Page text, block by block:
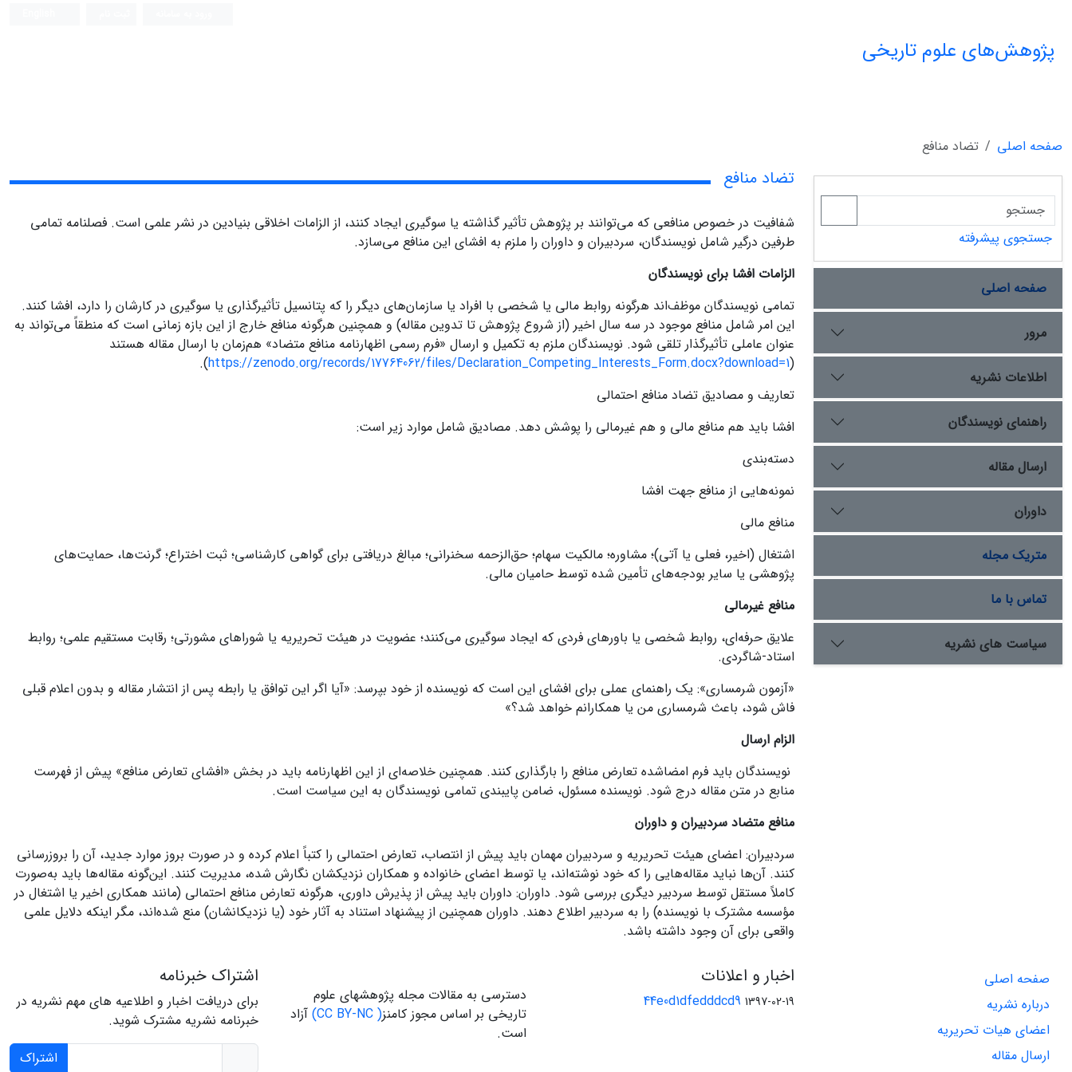
پژوهش‌های علوم تاریخی
صفحه اصلی تضاد منافع
جستجوی پیشرفته
صفحه اصلی
مرور
اطلاعات نشریه
راهنمای نویسندگان
ارسال مقاله
داوران
متریک مجله
تماس با ما
سیاست های نشریه
تضاد منافع
شفافیت در خصوص منافعی که می‌توانند بر پژوهش تأثیر گذاشته یا سوگیری ایجاد کنند، از الزامات اخلاقی بنیادین در نشر علمی است. فصلنامه تمامی
طرفین درگیر شامل نویسندگان، سردبیران و داوران را ملزم به افشای این منافع می‌سازد.
الزامات افشا برای نویسندگان
تمامی نویسندگان موظف‌اند هرگونه روابط مالی یا شخصی با افراد یا سازمان‌های دیگر را که پتانسیل تأثیرگذاری یا سوگیری در کارشان را دارد، افشا کنند.
این امر شامل منافع موجود در سه سال اخیر (از شروع پژوهش تا تدوین مقاله) و همچنین هرگونه منافع خارج از این بازه زمانی است که منطقاً می‌تواند به
عنوان عاملی تأثیرگذار تلقی شود. نویسندگان ملزم به تکمیل و ارسال «فرم رسمی اظهارنامه منافع متضاد» هم‌زمان با ارسال مقاله هستند
(
https://zenodo.org/records/17764062/files/Declaration_Competing_Interests_Form.docx?download=1
).
تعاریف و مصادیق تضاد منافع احتمالی
افشا باید هم منافع مالی و هم غیرمالی را پوشش دهد. مصادیق شامل موارد زیر است:
دسته‌بندی
نمونه‌هایی از منافع جهت افشا
منافع مالی
اشتغال (اخیر، فعلی یا آتی)؛ مشاوره؛ مالکیت سهام؛ حق‌الزحمه سخنرانی؛ مبالغ دریافتی برای گواهی کارشناسی؛ ثبت اختراع؛ گرنت‌ها، حمایت‌های
پژوهشی یا سایر بودجه‌های تأمین شده توسط حامیان مالی.
منافع غیرمالی
علایق حرفه‌ای، روابط شخصی یا باورهای فردی که ایجاد سوگیری می‌کنند؛ عضویت در هیئت تحریریه یا شوراهای مشورتی؛ رقابت مستقیم علمی؛ روابط
استاد-شاگردی.
«آزمون شرمساری»: یک راهنمای عملی برای افشای این است که نویسنده از خود بپرسد: «آیا اگر این توافق یا رابطه پس از انتشار مقاله و بدون اعلام قبلی
فاش شود، باعث شرمساری من یا همکارانم خواهد شد؟»
الزام ارسال
نویسندگان باید فرم امضاشده تعارض منافع را بارگذاری کنند. همچنین خلاصه‌ای از این اظهارنامه باید در بخش «افشای تعارض منافع» پیش از فهرست
منابع در متن مقاله درج شود. نویسنده مسئول، ضامن پایبندی تمامی نویسندگان به این سیاست است.
منافع متضاد سردبیران و داوران
سردبیران: اعضای هیئت تحریریه و سردبیران مهمان باید پیش از انتصاب، تعارض احتمالی را کتباً اعلام کرده و در صورت بروز موارد جدید، آن را بروزرسانی
کنند. آن‌ها نباید مقاله‌هایی را که خود نوشته‌اند، یا توسط اعضای خانواده و همکاران نزدیکشان نگارش شده، مدیریت کنند. این‌گونه مقاله‌ها باید به‌صورت
کاملاً مستقل توسط سردبیر دیگری بررسی شود. داوران: داوران باید پیش از پذیرش داوری، هرگونه تعارض منافع احتمالی (مانند همکاری اخیر یا اشتغال در
مؤسسه مشترک با نویسنده) را به سردبیر اطلاع دهند. داوران همچنین از پیشنهاد استناد به آثار خود (یا نزدیکانشان) منع شده‌اند، مگر اینکه دلایل علمی
واقعی برای آن وجود داشته باشد.
صفحه اصلی
درباره نشریه
اعضای هیات تحریریه
ارسال مقاله
اخبار و اعلانات
44e0d1dfedddcd9 1397-02-19
دسترسی به مقالات مجله پژوهشهای علوم
تاریخی بر اساس مجوز کامنز( CC BY-NC)
آزاد
است.
اشتراک خبرنامه
برای دریافت اخبار و اطلاعیه های مهم نشریه در
خبرنامه نشریه مشترک شوید.
اشتراک